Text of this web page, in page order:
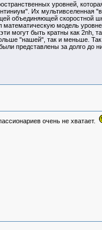
уровней,
Их мультивселенная
объединяющей скоростной
математическую модель
могут быть кратны как 2nh,
"нашей", так и меньше.
представлены за долго до
очень не хватает.